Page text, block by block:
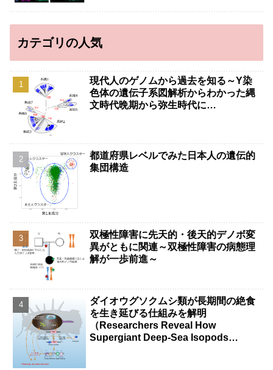
カテゴリの人気
現代人のゲノムから過去を知る～Y染
色体の遺伝子系図解析からわかった縄
文時代晩期から弥生時代に…
都道府県レベルでみた日本人の遺伝的
集団構造
双極性障害に先天的・後天的デノボ変
異がともに関連～双極性障害の病態理
解が一歩前進～
ダイオウグソクムシ類が長期間の絶食
を生き延びる仕組みを解明
（Researchers Reveal How
Supergiant Deep-Sea Isopods